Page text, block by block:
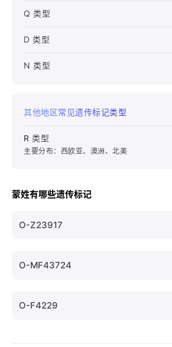
其他地区常见遗传标记类型
R 类型
主要分布：西欧亚、澳洲、北美
Q 类型
D 类型
N 类型
蒙姓有哪些遗传标记
O-Z23917
O-MF43724
O-F4229